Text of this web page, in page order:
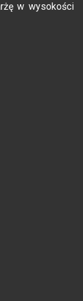
w wysokości